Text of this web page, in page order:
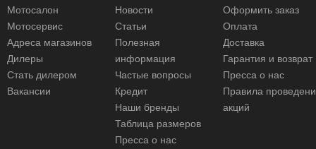
Мотосалон
Мотосервис
Адреса магазинов
Дилеры
Стать дилером
Вакансии
Новости
Статьи
Полезная
информация
Частые вопросы
Кредит
Наши бренды
Таблица размеров
Пресса о нас
Оформить заказ
Оплата
Доставка
Гарантия и возврат
Пресса о нас
Правила
акций